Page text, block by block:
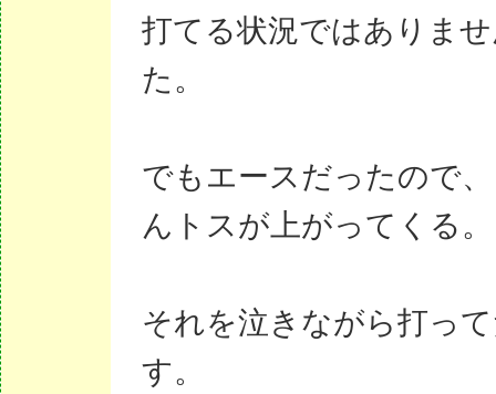
打てる状況ではありま
た。
でもエースだったので
んトスが上がってくる。
それを泣きながら打っ
す。